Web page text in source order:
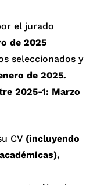
el jurado
de 2025
seleccionados y
de 2025.
2025-1: Marzo
CV (incluyendo